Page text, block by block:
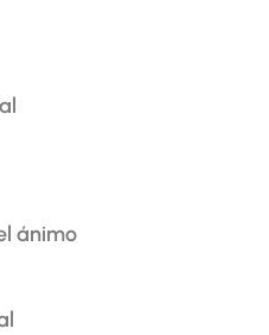
ánimo